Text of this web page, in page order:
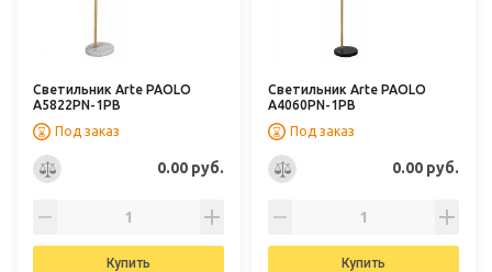
Светильник Arte PAOLO
A5822PN-1PB
Под заказ
0.00 руб.
Купить
Светильник Arte PAOLO
A4060PN-1PB
Под заказ
0.00 руб.
Купить